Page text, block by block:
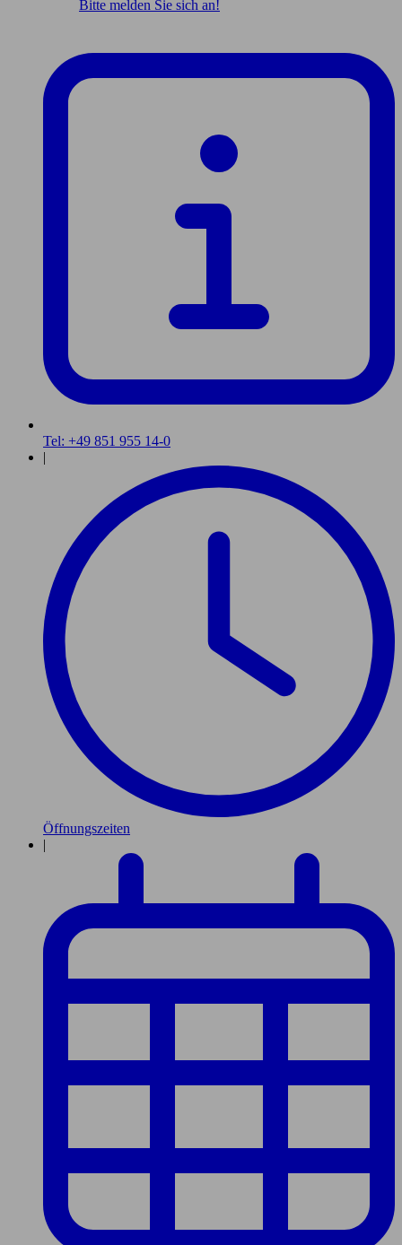
Bitte melden Sie sich an!
Tel: +49 851 955 14-0
|
Öffnungszeiten
|